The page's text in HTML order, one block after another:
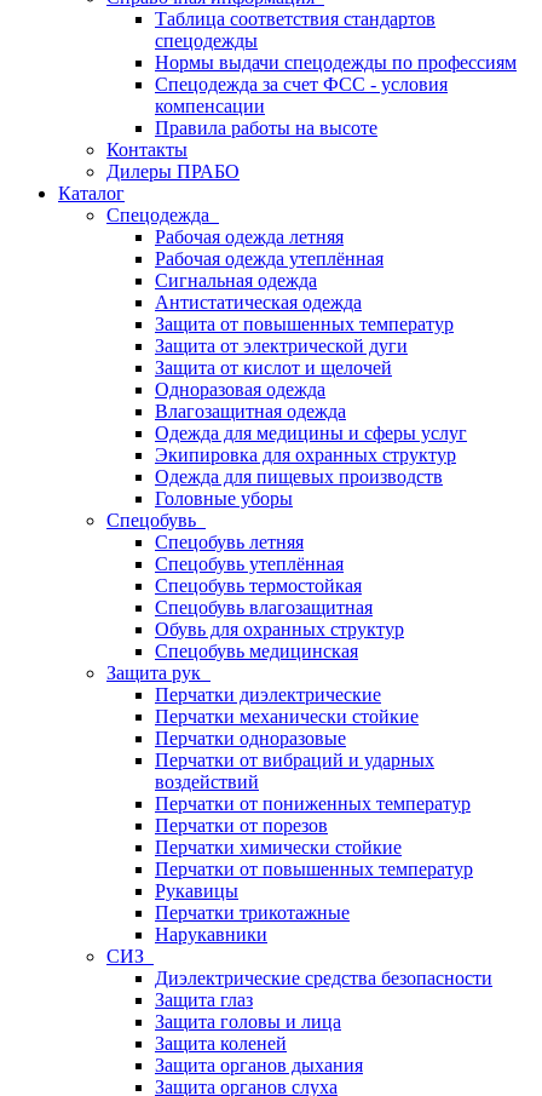
Таблица соответствия стандартов
спецодежды
Нормы выдачи спецодежды по профессиям
Спецодежда за счет ФСС - условия
компенсации
Правила работы на высоте
Контакты
Дилеры ПРАБО
Каталог
Спецодежда
Рабочая одежда летняя
Рабочая одежда утеплённая
Сигнальная одежда
Антистатическая одежда
Защита от повышенных температур
Защита от электрической дуги
Защита от кислот и щелочей
Одноразовая одежда
Влагозащитная одежда
Одежда для медицины и сферы услуг
Экипировка для охранных структур
Одежда для пищевых производств
Головные уборы
Спецобувь
Спецобувь летняя
Спецобувь утеплённая
Спецобувь термостойкая
Спецобувь влагозащитная
Обувь для охранных структур
Спецобувь медицинская
Защита рук
Перчатки диэлектрические
Перчатки механически стойкие
Перчатки одноразовые
Перчатки от вибраций и ударных
воздействий
Перчатки от пониженных температур
Перчатки от порезов
Перчатки химически стойкие
Перчатки от повышенных температур
Рукавицы
Перчатки трикотажные
Нарукавники
СИЗ
Диэлектрические средства безопасности
Защита глаз
Защита головы и лица
Защита коленей
Защита органов дыхания
Защита органов слуха